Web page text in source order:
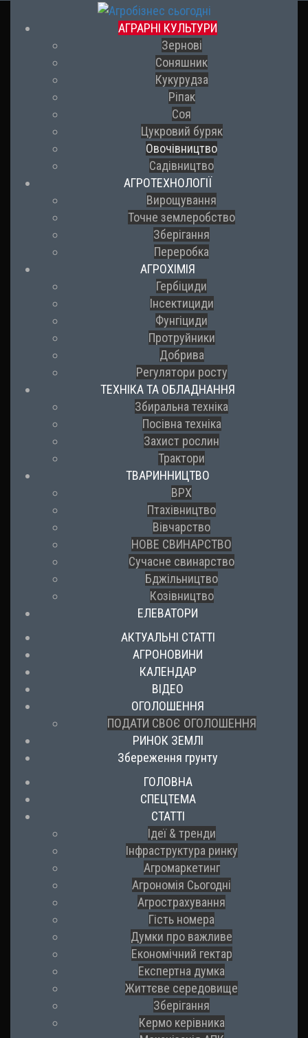
АГРАРНІ КУЛЬТУРИ
Зернові
Соняшник
Кукурудза
Ріпак
Соя
Цукровий буряк
Овочівництво
Садівництво
АГРОТЕХНОЛОГІЇ
Вирощування
Точне землеробство
Зберігання
Переробка
АГРОХІМІЯ
Гербіциди
Інсектициди
Фунгіциди
Протруйники
Добрива
Регулятори росту
ТЕХНІКА ТА ОБЛАДНАННЯ
Збиральна техніка
Посівна техніка
Захист рослин
Трактори
ТВАРИННИЦТВО
ВРХ
Птахівництво
Вівчарство
НОВЕ СВИНАРСТВО
Сучасне свинарство
Бджільництво
Козівництво
ЕЛЕВАТОРИ
АКТУАЛЬНІ СТАТТІ
АГРОНОВИНИ
КАЛЕНДАР
ВІДЕО
ОГОЛОШЕННЯ
ПОДАТИ СВОЄ ОГОЛОШЕННЯ
РИНОК ЗЕМЛІ
Збереження грунту
ГОЛОВНА
СПЕЦТЕМА
СТАТТІ
Ідеї & тренди
Інфраструктура ринку
Агромаркетинг
Агрономія Сьогодні
Агрострахування
Гість номера
Думки про важливе
Економічний гектар
Експертна думка
Життєве середовище
Зберігання
Кермо керівника